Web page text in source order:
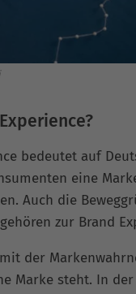
bedeutet auf
eine
Auch die
zur Brand
mit der
Marke steht. In